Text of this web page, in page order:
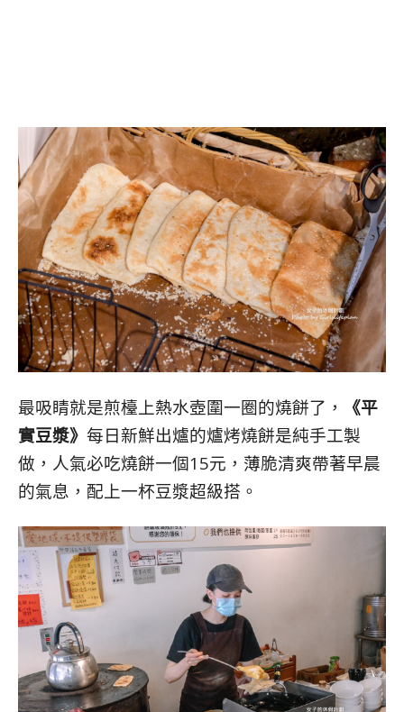
最吸睛就是煎檯上熱水壺圍一圈的燒餅了，
《平
實豆漿》 每日新鮮出爐的爐烤燒餅是純手工製
做，人氣必吃燒餅一個15元，薄脆清爽帶著早晨
的氣息，配上一杯豆漿超級搭。